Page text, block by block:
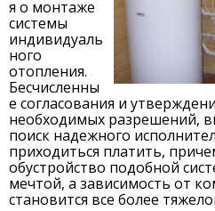
я о монтаже
системы
индивидуаль
ного
отопления.
Бесчисленны
е согласования и
необходимых разрешений,
поиск надежного
приходиться платить,
обустройство подобной
мечтой, а зависимость от
становится все более